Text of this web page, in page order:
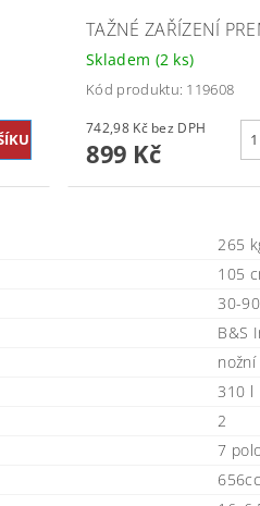
TAŽNÉ ZAŘÍZENÍ
Skladem (2 ks)
Kód produktu: 119608
742,98 Kč bez DPH
899 Kč
265
105
30-
B&S
310 l
2
7